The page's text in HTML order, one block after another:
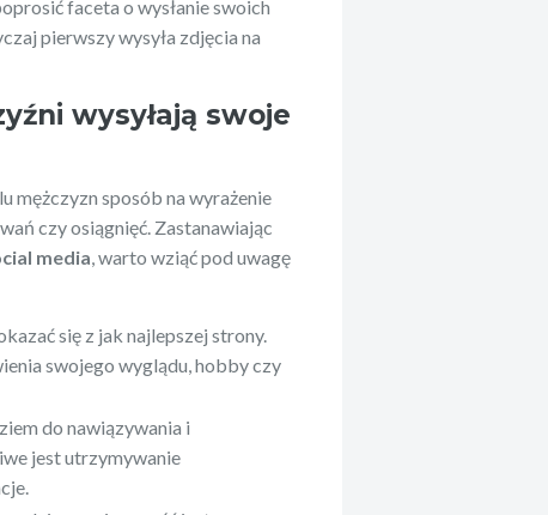
faceta o wysłanie swoich
pierwszy wysyła zdjęcia na
wysyłają swoje
mężczyzn sposób na wyrażenie
czy osiągnięć. Zastanawiając
media, warto wziąć pod uwagę
się z jak najlepszej strony.
swojego wyglądu, hobby czy
do nawiązywania i
jest utrzymywanie